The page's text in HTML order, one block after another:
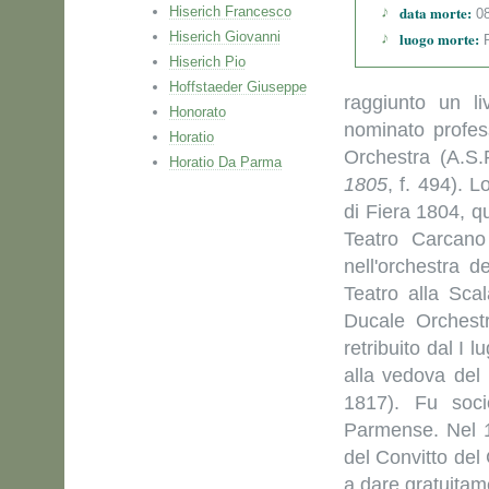
Hiserich Francesco
Hiserich Giovanni
Hiserich Pio
Hoffstaeder Giuseppe
Honorato
Horatio
Horatio Da Parma
data morte:
luogo morte:
raggiunto un
nominato
Orchestra
1805, f. 494).
di Fiera 1804,
Teatro
nell'orchestra
Teatro alla
Ducale
retribuito dal I
alla vedova
1817). Fu
Parmense. Nel
del Convitto del
a dare